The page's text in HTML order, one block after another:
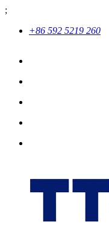
;
+86 592 5219 260